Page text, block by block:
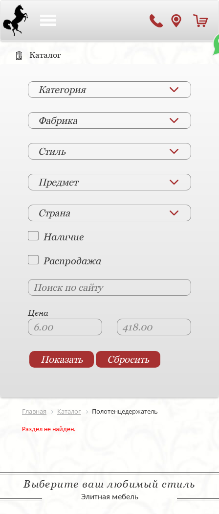
Каталог
Категория
Фабрика
Стиль
Предмет
Страна
Наличие
Распродажа
Цена
Главная Каталог Полотенцедержатель
Раздел не найден.
Выберите ваш любимый стиль
Элитная мебель